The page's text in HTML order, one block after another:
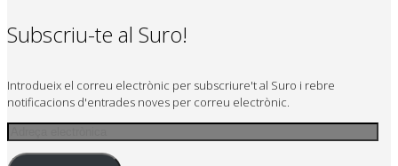
Subscriu-te al Suro!
Introdueix el correu electrònic per subscriure't al Suro i rebre
notificacions d'entrades noves per correu electrònic.